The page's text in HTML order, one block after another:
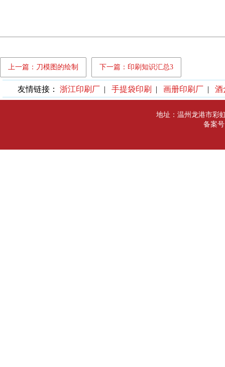
上一篇：刀模图的绘制 下一篇：印刷知识汇总3
友情链接： 浙江印刷厂 | 手提袋印刷 | 画册印刷厂 | 酒
地址：温州龙港市彩
备案